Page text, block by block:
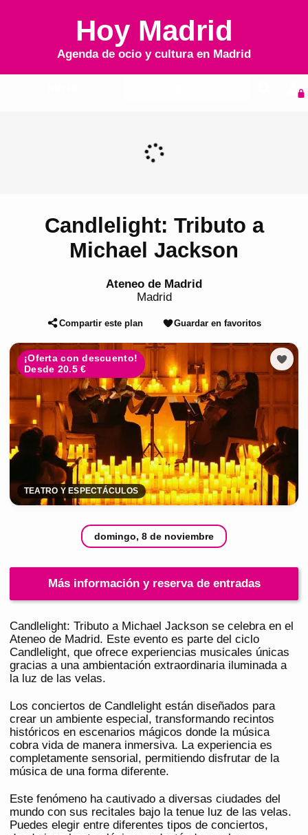
Hoy Madrid
Agenda de ocio y cultura en Madrid
Candlelight: Tributo a
Michael Jackson
Ateneo de Madrid
Madrid
Compartir este plan Guardar en favoritos
¡Oferta con descuento!
Desde 20.5 €
TEATRO Y ESPECTÁCULOS
domingo, 8 de noviembre
Más información y reserva de entradas
Candlelight: Tributo a Michael Jackson se celebra en el
Ateneo de Madrid. Este evento es parte del ciclo
Candlelight, que ofrece experiencias musicales únicas
gracias a una ambientación extraordinaria iluminada a
la luz de las velas.
Los conciertos de Candlelight están diseñados para
crear un ambiente especial, transformando recintos
históricos en escenarios mágicos donde la música
cobra vida de manera inmersiva. La experiencia es
completamente sensorial, permitiendo disfrutar de la
música de una forma diferente.
Este fenómeno ha cautivado a diversas ciudades del
mundo con sus recitales bajo la tenue luz de las velas.
Puedes elegir entre diferentes tipos de conciertos,